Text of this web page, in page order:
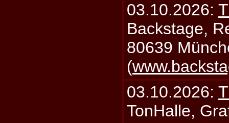
03.10.2026:
Backstage,
80639
(
03.10.2026:
TonHalle,